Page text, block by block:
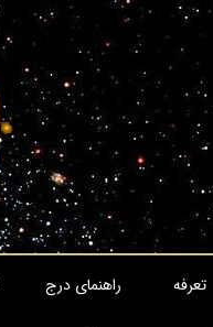
تعرفه راهنمای درج